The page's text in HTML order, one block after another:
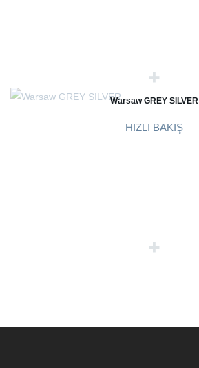
Warsaw GREY SILVER
HIZLI BAKIŞ